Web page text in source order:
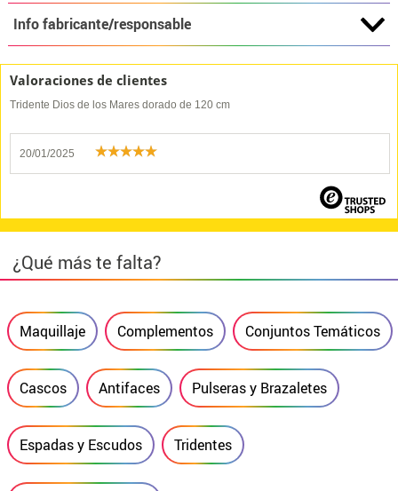
Info fabricante/responsable
Valoraciones de clientes
Tridente Dios de los Mares dorado de 120 cm
20/01/2025
¿Qué más te falta?
Maquillaje Complementos Conjuntos Temáticos
Cascos Antifaces Pulseras y Brazaletes
Espadas y Escudos Tridentes